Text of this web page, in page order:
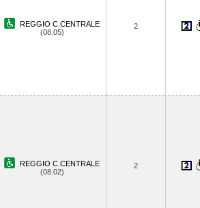
REGGIO C.CENTRALE
(08.05)
2
REGGIO C.CENTRALE
(08.02)
2